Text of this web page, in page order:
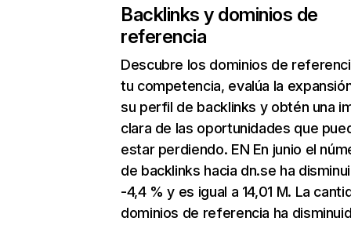
Backlinks y dominios de
referencia
Descubre los dominios de
tu competencia, evalúa la
su perfil de backlinks y obtén una
clara de las oportunidades que
estar perdiendo. EN En junio el
de backlinks hacia dn.se ha
-4,4 % y es igual a 14,01 M. La
dominios de referencia ha